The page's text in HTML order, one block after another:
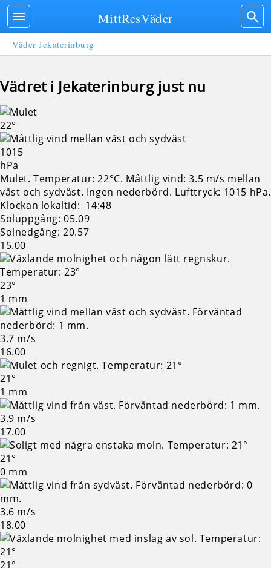
Väder Jekaterinburg
Vädret i Jekaterinburg just nu
22°
1015
hPa
Mulet. Temperatur: 22°C. Måttlig vind: 3.5 m/s mellan
väst och sydväst. Ingen nederbörd. Lufttryck: 1015 hPa.
Klockan lokaltid: 14:48
Soluppgång: 05.09
Solnedgång: 20.57
15.00
23°
1 mm
3.7 m/s
16.00
21°
1 mm
3.9 m/s
17.00
21°
0 mm
3.6 m/s
18.00
21°
MittResVäder